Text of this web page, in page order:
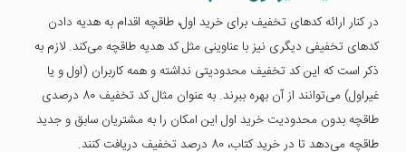
در کنار ارائه کدهای تخفیف برای خرید اول، طاقچه اقدام به هدیه دادن
کدهای تخفیفی دیگری نیز با عناوینی مثل کد هدیه طاقچه می‌کند. لازم به
ذکر است که این کد تخفیف محدودیتی نداشته و همه کاربران (اول و یا
غیراول) می‌توانند از آن بهره ببرند. به عنوان مثال کد تخفیف 80 درصدی
طاقچه بدون محدودیت خرید اول این امکان را به مشتریان سابق و جدید
طاقچه می‌دهد تا در خرید کتاب، 80 درصد تخفیف دریافت کنند.